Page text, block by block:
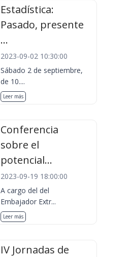
Estadística:
Pasado, presente
...
2023-09-02 10:30:00
Sábado 2 de septiembre,
de 10....
Leer más
Conferencia
sobre el
potencial...
2023-09-19 18:00:00
A cargo del del
Embajador Extr...
Leer más
IV Jornadas de